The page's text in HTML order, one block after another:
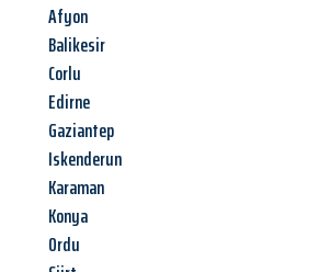
Afyon
Balikesir
Corlu
Edirne
Gaziantep
Iskenderun
Karaman
Konya
Ordu